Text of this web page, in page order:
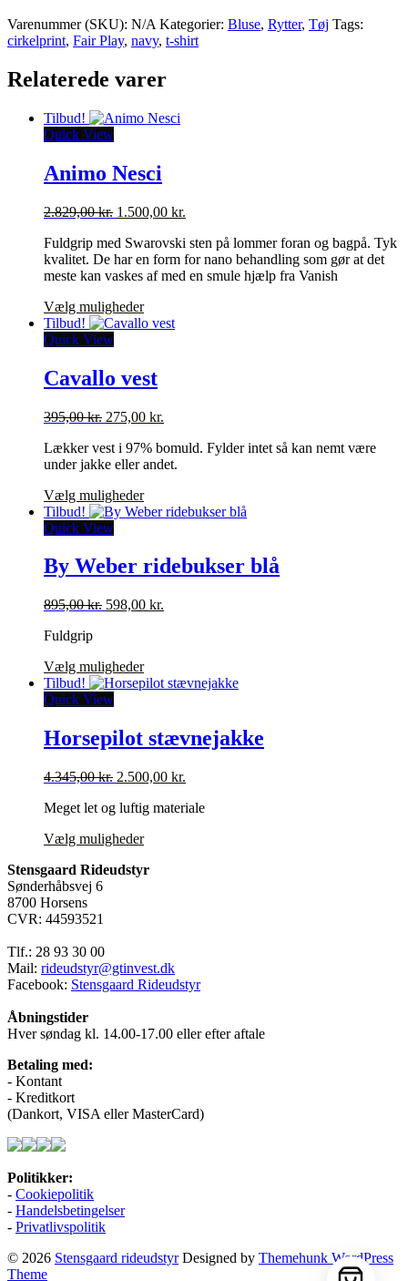
Varenummer (SKU): N/A Kategorier: Bluse, Rytter, Tøj Tags:
cirkelprint, Fair Play, navy, t-shirt
Relaterede varer
Tilbud!
Quick View
Animo Nesci
2.829,00kr. Den
pris
var:
2.829,00 kr..
1.500,00 kr.
pris
er:
1.500,00 kr..
Fuldgrip med Swarovski sten på lommer foran og bagpå. Tyk
kvalitet. De har en form for nano behandling som gør at det
meste kan vaskes af med en smule hjælp fra Vanish
Vælg mulighederDette
vare
varianter.
Mulighederne
vælges
varesiden
Tilbud!
Quick View
Cavallo vest
395,00kr. Den
pris
var:
275,00 kr.
pris
er:
Lækker vest i 97% bomuld. Fylder intet så kan nemt være
under jakke eller andet.
Vælg mulighederDette
vare
varianter.
Mulighederne
vælges
Tilbud!
Quick View
By Weber ridebukser blå
895,00kr. Den
895,00 kr..
598,00 kr.
Fuldgrip
Vælg mulighederDette
vare
varianter.
Mulighederne
vælges
varesiden
Tilbud!
Quick View
Horsepilot stævnejakke
4.345,00kr. Den
pris
4.345,00 kr..
2.500,00 kr.
pris
Meget let og luftig materiale
Vælg mulighederDette
har
på
varesiden
Stensgaard Rideudstyr
Sønderhåbsvej 6
8700 Horsens
CVR: 44593521
Tlf.: 28 93 30 00
Mail: rideudstyr@gtinvest.dk
Facebook: Stensgaard Rideudstyr
Åbningstider
Hver søndag kl. 14.00-17.00 eller efter aftale
Betaling med:
- Kontant
- Kreditkort
(Dankort, VISA eller MasterCard)
Politikker:
- Cookiepolitik
- Handelsbetingelser
- Privatlivspolitik
© 2026 Stensgaard rideudstyr Designed by Themehunk WordPress
Theme